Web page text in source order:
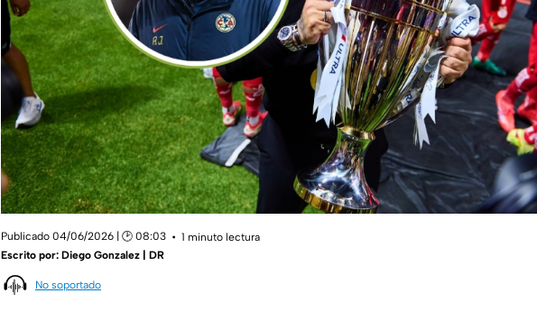
Publicado 04/06/2026 | 🕑 08:03
1 minuto lectura
Escrito por: Diego Gonzalez | DR
No soportado